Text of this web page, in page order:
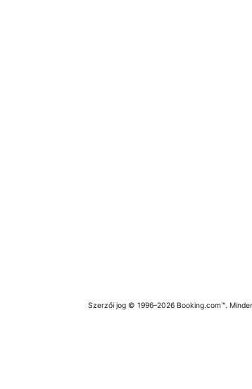
Szerzői jog © 1996–2026 Booking.com™.